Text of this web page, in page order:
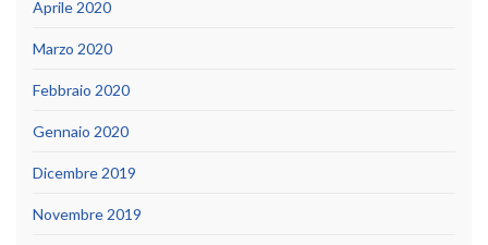
Aprile 2020
Marzo 2020
Febbraio 2020
Gennaio 2020
Dicembre 2019
Novembre 2019